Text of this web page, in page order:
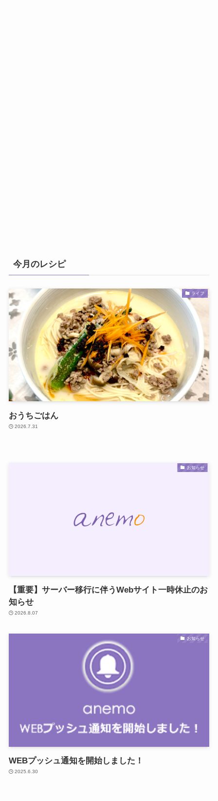
今月のレシピ
ライフ
おうちごはん
2026.7.31
お知らせ
【重要】サーバー移行に伴うWebサイト一時休止のお
知らせ
2026.8.07
お知らせ
WEBプッシュ通知を開始しました！
2025.6.30